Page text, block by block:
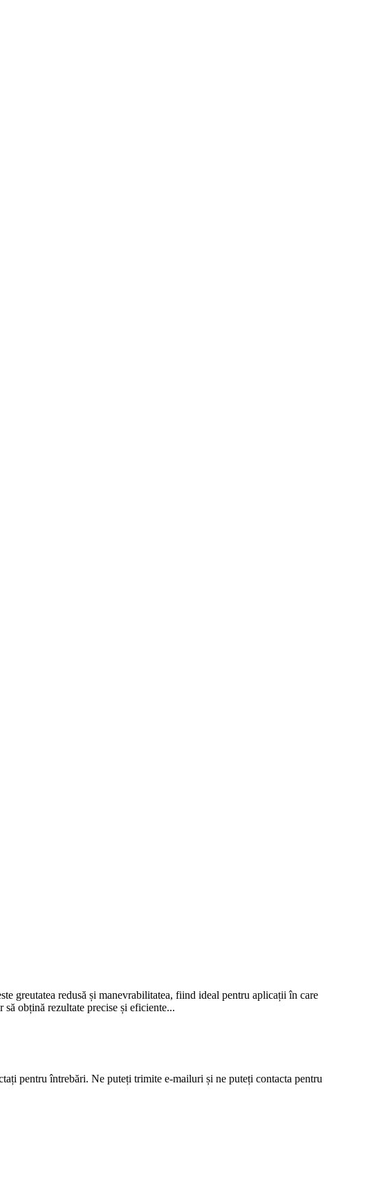
greutatea redusă și manevrabilitatea, fiind ideal pentru aplicații în care
obțină rezultate precise și eficiente...
pentru întrebări. Ne puteți trimite e-mailuri și ne puteți contacta pentru